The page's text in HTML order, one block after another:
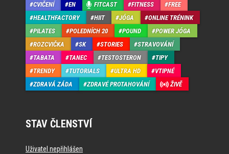
CVIČENÍ
EN FITCAST FITNESS
FREE
HEALTHFACTORY
HIIT JÓGA
ONLINE TRÉNINK
PILATES
POLEDNÍCH 20 POUND
POWER JÓGA
ROZCVIČKA
SK STORIES
STRAVOVÁNÍ
TABATA
TANEC TESTOSTERON
TIPY
TRENDY
TUTORIALS ULTRA HD
VTIPNÉ
ZDRAVÁ ZÁDA
ZDRAVÉ PROTAHOVÁNÍ ŽIVĚ
STAV ČLENSTVÍ
Uživatel nepřihlášen